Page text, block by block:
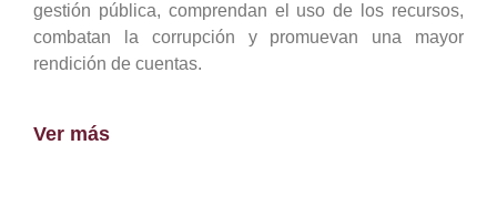
gestión pública, comprendan el uso de los recursos,
combatan la corrupción y promuevan una mayor
rendición de cuentas.
Ver más